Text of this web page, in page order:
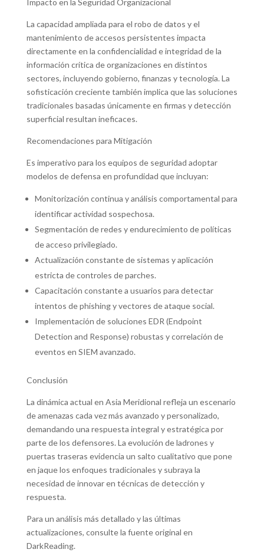
Impacto en la Seguridad Organizacional
La capacidad ampliada para el robo de datos y el
mantenimiento de accesos persistentes impacta
directamente en la confidencialidad e integridad de la
información crítica de organizaciones en distintos
sectores, incluyendo gobierno, finanzas y tecnología. La
sofisticación creciente también implica que las soluciones
tradicionales basadas únicamente en firmas y detección
superficial resultan ineficaces.
Recomendaciones para Mitigación
Es imperativo para los equipos de seguridad adoptar
modelos de defensa en profundidad que incluyan:
Monitorización continua y análisis comportamental para
identificar actividad sospechosa.
Segmentación de redes y endurecimiento de políticas
de acceso privilegiado.
Actualización constante de sistemas y aplicación
estricta de controles de parches.
Capacitación constante a usuarios para detectar
intentos de phishing y vectores de ataque social.
Implementación de soluciones EDR (Endpoint
Detection and Response) robustas y correlación de
eventos en SIEM avanzado.
Conclusión
La dinámica actual en Asia Meridional refleja un escenario
de amenazas cada vez más avanzado y personalizado,
demandando una respuesta integral y estratégica por
parte de los defensores. La evolución de ladrones y
puertas traseras evidencia un salto cualitativo que pone
en jaque los enfoques tradicionales y subraya la
necesidad de innovar en técnicas de detección y
respuesta.
Para un análisis más detallado y las últimas
actualizaciones, consulte la fuente original en
DarkReading.